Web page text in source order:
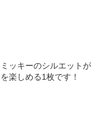
ッキーのシルエットが
楽しめる1枚です！